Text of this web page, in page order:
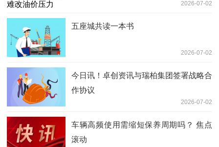
2026-07-02
五座城共读一本书
2026-07-02
今日讯！卓创资讯与瑞柏集团签署战略合
作协议
2026-07-02
车辆高频使用需缩短保养周期吗？ 焦点
滚动